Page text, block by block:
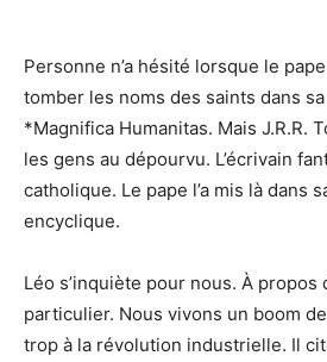
Personne n’a hésité lorsque le
tomber les noms des saints dans
*Magnifica Humanitas. Mais J.R.R.
les gens au dépourvu. L’écrivain
catholique. Le pape l’a mis là dans
encyclique.
Léo s’inquiète pour nous. À propos
particulier. Nous vivons un boom
trop à la révolution industrielle. Il